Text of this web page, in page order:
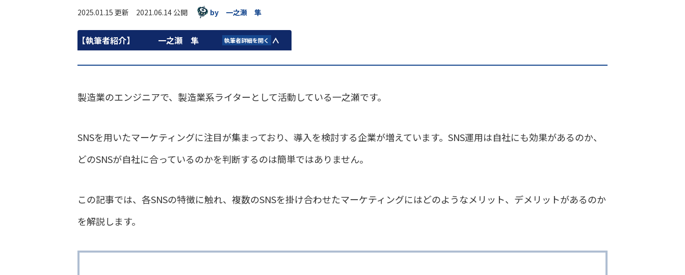
動画制作
AI検索対策
問い合わせ率向上
2025.01.15 更新 2021.06.14 公開 by 一之瀬 隼
【執筆者紹介】 一之瀬 隼 執筆者詳細を開く
製造業のエンジニアで、製造業系ライターとして活動している一之瀬です。
SNSを用いたマーケティングに注目が集まっており、導入を検討する企業が増えています。SNS運用は自社にも効果があるのか、
どのSNSが自社に合っているのかを判断するのは簡単ではありません。
この記事では、各SNSの特徴に触れ、複数のSNSを掛け合わせたマーケティングにはどのようなメリット、デメリットがあるのか
を解説します。